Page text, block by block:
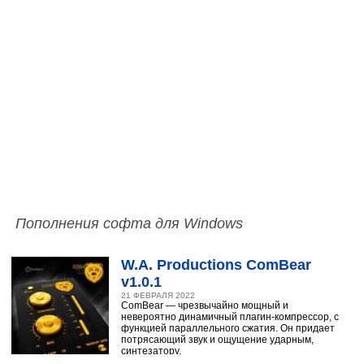
Пополнения софта для Windows
W.A. Productions ComBear
v1.0.1
21 ФЕВРАЛЯ 2022
ComBear — чрезвычайно мощный и
невероятно динамичный плагин-компрессор, с
функцией параллельного сжатия. Он придает
потрясающий звук и ощущение ударным,
синтезатору,